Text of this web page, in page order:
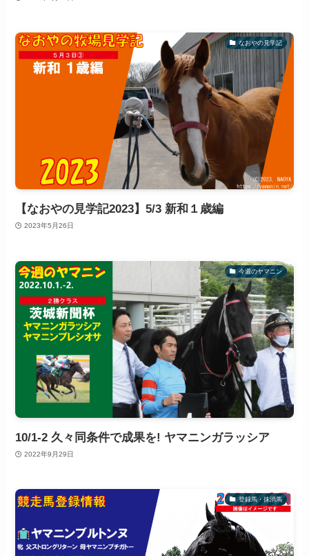
なおやの見学記
【なおやの見学記2023】5/3 新和１歳編
2023年5月26日
今週のヤマニン
10/1-2 久々同条件で成果を! ヤマニンガラッシア
2022年9月29日
登録馬・抹消馬